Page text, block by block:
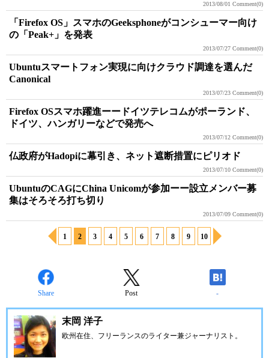
2013/08/01 Comment(0)
「Firefox OS」スマホのGeeksphoneがコンシューマー向け
の「Peak+」を発表
2013/07/27 Comment(0)
Ubuntuスマートフォン実現に向けクラウド調達を選んだ
Canonical
2013/07/23 Comment(0)
Firefox OSスマホ躍進ーードイツテレコムがポーランド、
ドイツ、ハンガリーなどで発売へ
2013/07/12 Comment(0)
仏政府がHadopiに幕引き、ネット遮断措置にピリオド
2013/07/10 Comment(0)
UbuntuのCAGにChina Unicomが参加ーー設立メンバー募
集はそろそろ打ち切り
2013/07/09 Comment(0)
1 2 3 4 5 6 7 8 9 10
Share Post -
末岡 洋子
欧州在住、フリーランスのライター兼ジャーナリスト。